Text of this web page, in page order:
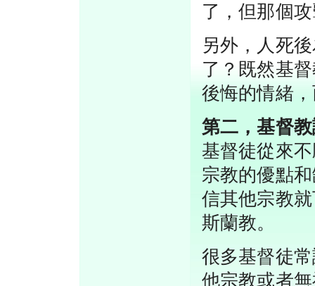
了，但那個
另外，人死
了？既然基
後悔的情緒
第二，基督
基督徒從來
宗教的優點
信其他宗教
斯蘭教。
很多基督徒
他宗教或者